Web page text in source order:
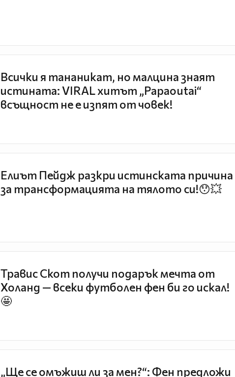
Всички я тананикат, но малцина знаят
истината: VIRAL хитът „Papaoutai“
всъщност не е изпят от човек!
Елиът Пейдж разкри истинската причина
за трансформацията на тялото си!😯💥
Травис Скот получи подарък мечта от
Холанд — всеки футболен фен би го искал!
🤩
„Ще се омъжиш ли за мен?“: Фен предложи